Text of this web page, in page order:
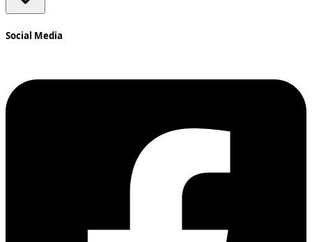
Social Media